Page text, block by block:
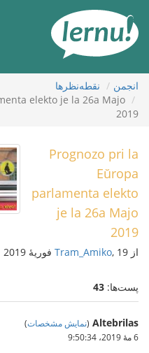
محتوا
انجمن
نقطه‌نظرها
elekto je la 26a Majo
2019
Prognozo pri la
Eŭropa
parlamenta elekto
je la 26a Majo
2019
از Tram_Amiko, 19 فوریهٔ 2019
پست‌ها: 43
Altebrilas
(نمایش مشخصات)
6 مهٔ 2019،‏ 9:50:34